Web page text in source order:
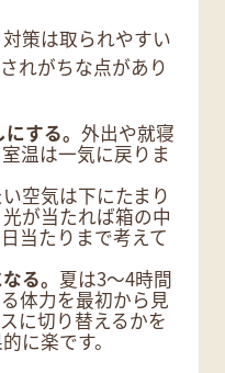
策は取られやすい
れがちな点があり
する。 外出や就寝
温は一気に戻りま
空気は下にたまり
が当たれば箱の中
当たりまで考えて
る。 夏は3〜4時間
体力を最初から見
に切り替えるかを
に楽です。